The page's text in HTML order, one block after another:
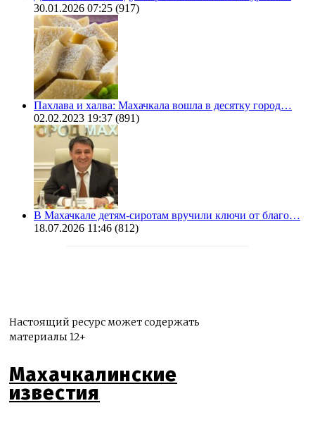
30.01.2026 07:25 (917)
Пахлава и халва: Махачкала вошла в десятку город…
02.02.2023 19:37 (891)
В Махачкале детям-сиротам вручили ключи от благо…
18.07.2026 11:46 (812)
Настоящий ресурс может содержать
материалы 12+
Махачкалинские
известия